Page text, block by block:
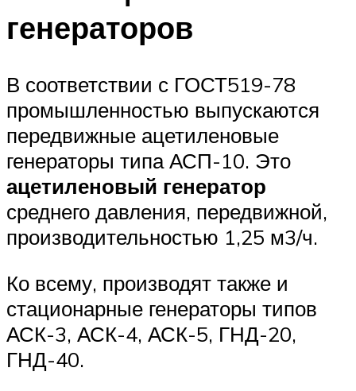
генераторов
В соответствии с ГОСТ519-78
промышленностью выпускаются
передвижные ацетиленовые
генераторы типа АСП-10. Это
ацетиленовый генератор
среднего давления, передвижной,
производительностью 1,25 м3/ч.
Ко всему, производят также и
стационарные генераторы типов
АСК-3, АСК-4, АСК-5, ГНД-20,
ГНД-40.